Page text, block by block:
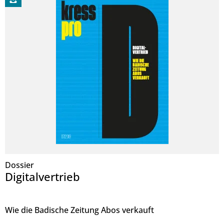
Dossier
Digitalvertrieb
Wie die Badische Zeitung Abos verkauft